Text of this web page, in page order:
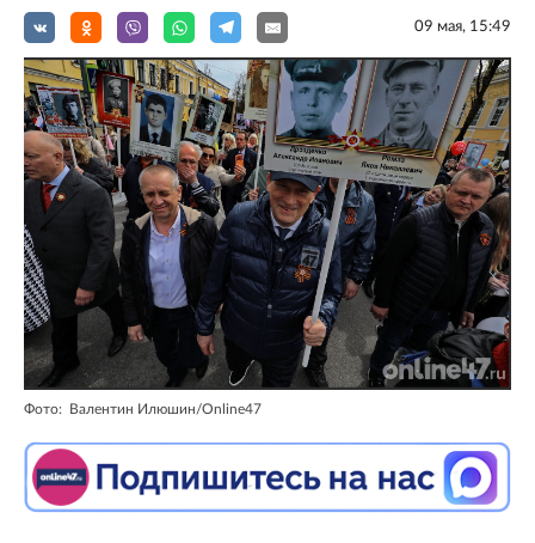
09 мая, 15:49
Фото: Валентин Илюшин/Online47